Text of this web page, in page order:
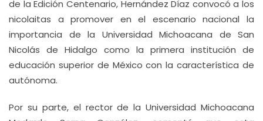
de la Edición Centenario, Hernández Díaz convocó a los
nicolaitas a promover en el escenario nacional la
importancia de la Universidad Michoacana de San
Nicolás de Hidalgo como la primera institución de
educación superior de México con la característica de
autónoma.
Por su parte, el rector de la Universidad Michoacana